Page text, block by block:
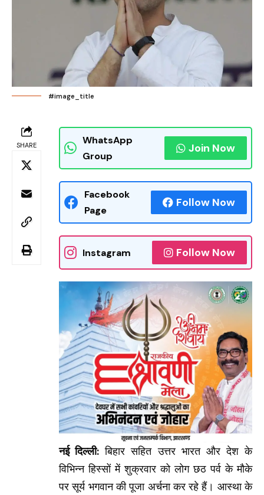
#image_title
SHARE
WhatsApp
Group
Join Now
Facebook
Page
Follow Now
Instagram Follow Now
नई दिल्ली: बिहार सहित उत्तर भारत और देश के
विभिन्न हिस्सों में शुक्रवार को लोग छठ पर्व के मौके
पर सूर्य भगवान की पूजा अर्चना कर रहे हैं। आस्था के